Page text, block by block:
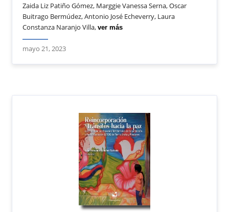
Zaida Liz Patiño Gómez, Marggie Vanessa Serna, Oscar
Buitrago Bermúdez, Antonio José Echeverry, Laura
Constanza Naranjo Villa,ver más
mayo 21, 2023